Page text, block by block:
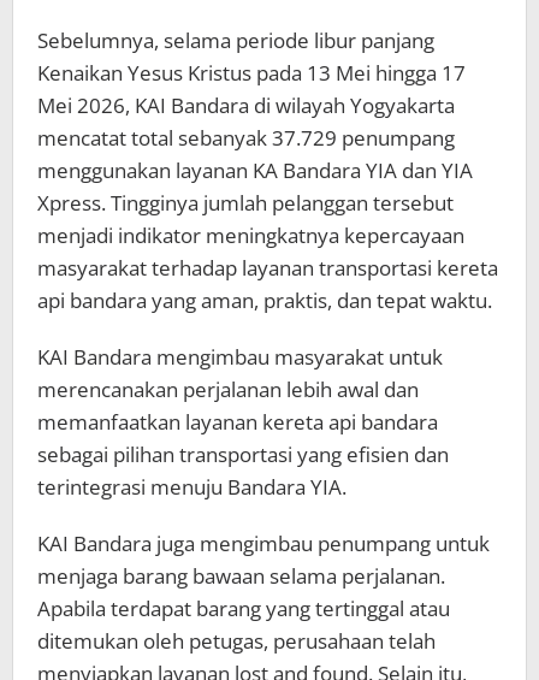
Sebelumnya, selama periode libur panjang
Kenaikan Yesus Kristus pada 13 Mei hingga 17
Mei 2026, KAI Bandara di wilayah Yogyakarta
mencatat total sebanyak 37.729 penumpang
menggunakan layanan KA Bandara YIA dan YIA
Xpress. Tingginya jumlah pelanggan tersebut
menjadi indikator meningkatnya kepercayaan
masyarakat terhadap layanan transportasi kereta
api bandara yang aman, praktis, dan tepat waktu.
KAI Bandara mengimbau masyarakat untuk
merencanakan perjalanan lebih awal dan
memanfaatkan layanan kereta api bandara
sebagai pilihan transportasi yang efisien dan
terintegrasi menuju Bandara YIA.
KAI Bandara juga mengimbau penumpang untuk
menjaga barang bawaan selama perjalanan.
Apabila terdapat barang yang tertinggal atau
ditemukan oleh petugas, perusahaan telah
menyiapkan layanan lost and found. Selain itu,